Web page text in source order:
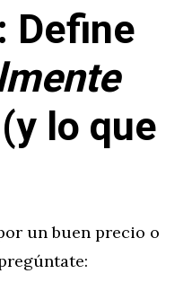
Define
lo que
un buen precio o